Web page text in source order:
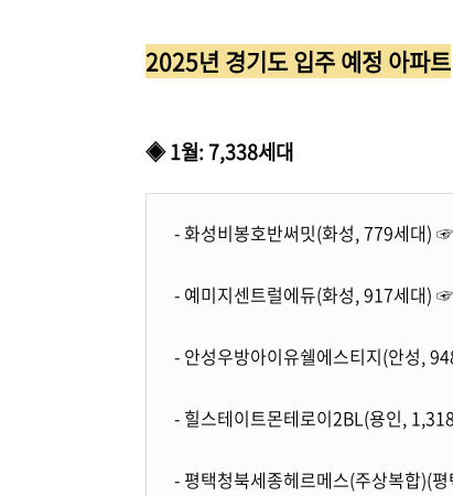
2025년 경기도 입주 예정 아파트
◈ 1월: 7,338세대
- 화성비봉호반써밋(화성, 779세대) ☞
- 예미지센트럴에듀(화성, 917세대) ☞
- 안성우방아이유쉘에스티지(안성,
- 힐스테이트몬테로이2BL(용인,
- 평택청북세종헤르메스(주상복합)(